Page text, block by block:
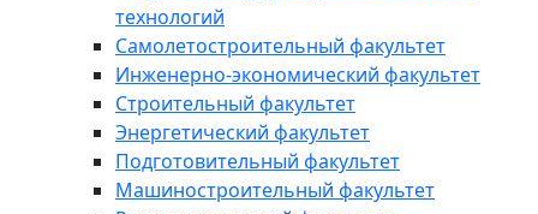
технологий
Самолетостроительный факультет
Инженерно-экономический факультет
Строительный факультет
Энергетический факультет
Подготовительный факультет
Машиностроительный факультет